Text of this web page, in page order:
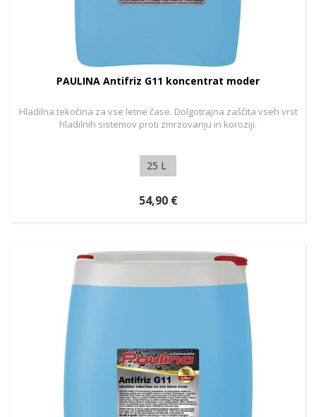
PAULINA Antifriz G11 koncentrat moder
Hladilna tekočina za vse letne čase. Dolgotrajna zaščita vseh vrst
hladilnih sistemov proti zmrzovanju in koroziji.
25 L
54,90 €